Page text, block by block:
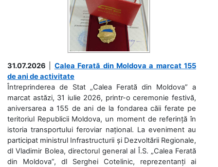
31.07.2026
Calea Ferată din Moldova a marcat 155
de ani de activitate
Întreprinderea de Stat „Calea Ferată din Moldova” a
marcat astăzi, 31 iulie 2026, printr-o ceremonie festivă,
aniversarea a 155 de ani de la fondarea căii ferate pe
teritoriul Republicii Moldova, un moment de referință în
istoria transportului feroviar național. La eveniment au
participat ministrul Infrastructurii și Dezvoltării Regionale,
dl Vladimir Bolea, directorul general al Î.S. „Calea Ferată
din Moldova”, dl Serghei Cotelinic, reprezentanți ai